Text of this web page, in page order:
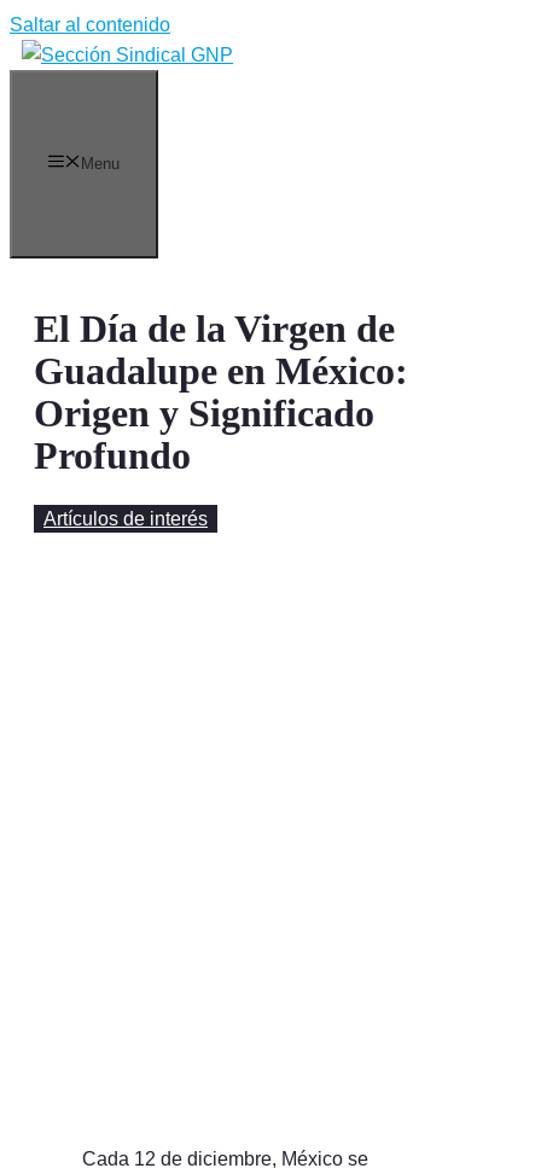
Saltar al contenido
Menu
El Día de la Virgen de
Guadalupe en México:
Origen y Significado
Profundo
Artículos de interés
Cada 12 de diciembre, México se